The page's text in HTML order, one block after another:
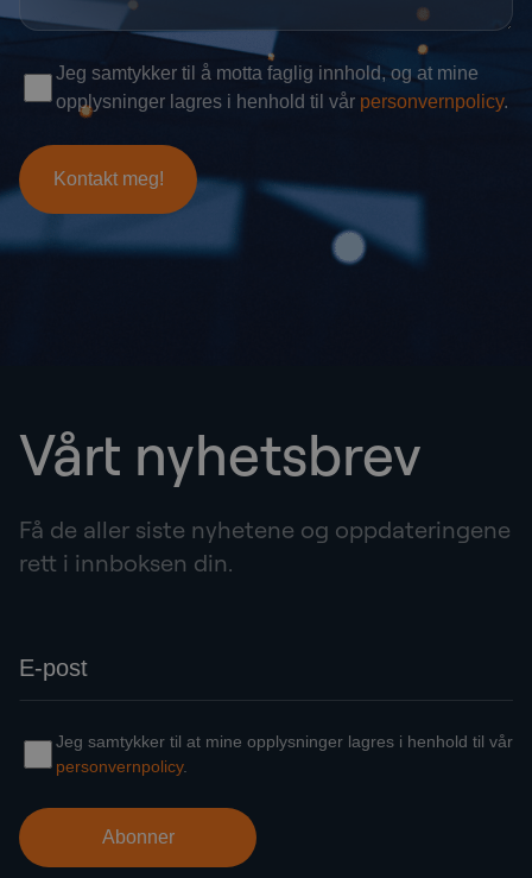
Vårt nyhetsbrev
Få de aller siste nyhetene og oppdateringene
rett i innboksen din.